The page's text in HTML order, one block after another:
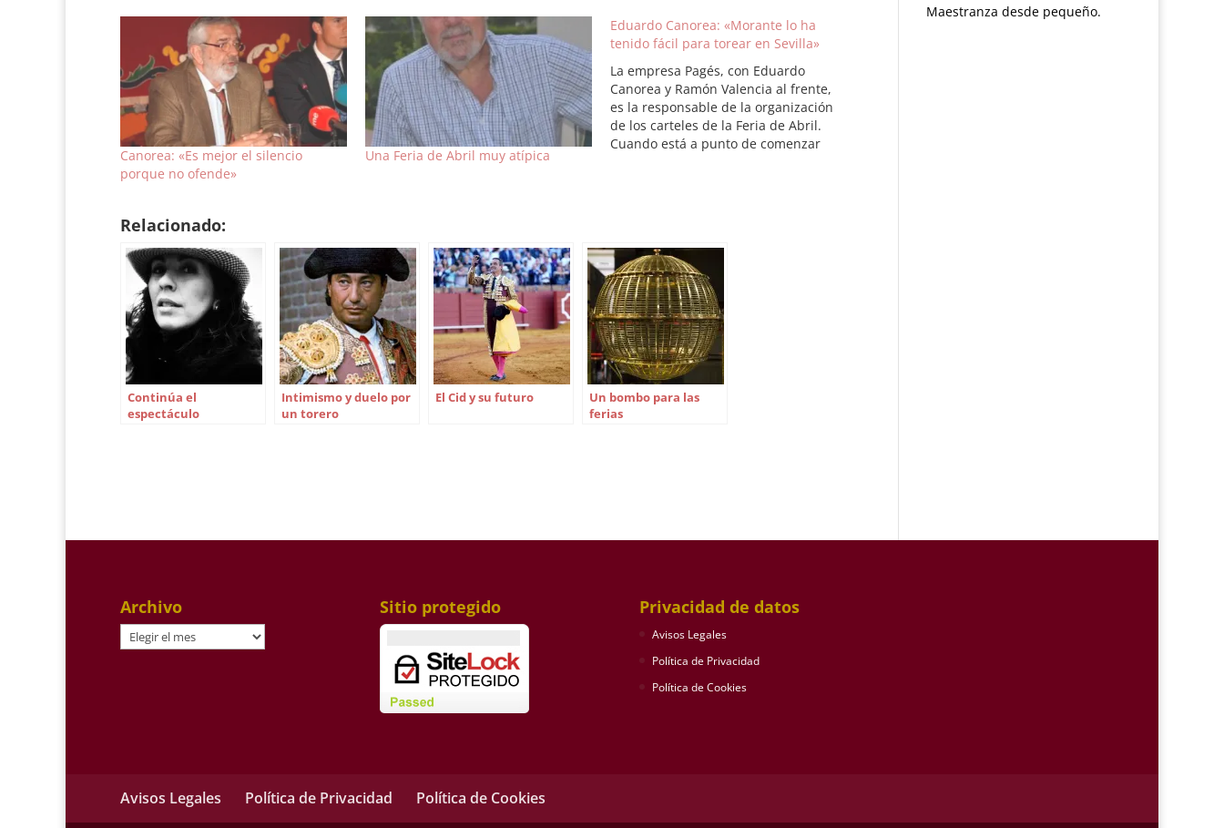
Canorea: «Es mejor el silencio
porque no ofende»
Una Feria de Abril muy atípica
Eduardo Canorea: «Morante lo ha
tenido fácil para torear en Sevilla»
La empresa Pagés, con Eduardo
Canorea y Ramón Valencia al frente,
es la responsable de la organización
de los carteles de la Feria de Abril.
Cuando está a punto de comenzar
Relacionado:
Continúa el
espectáculo
Intimismo y duelo por
un torero
El Cid y su futuro
Un bombo para las
ferias
Maestranza desde pequeño.
Archivo
Archivo
Sitio protegido Privacidad de datos
Avisos Legales
Política de Privacidad
Política de Cookies
Avisos Legales Política de Privacidad Política de Cookies